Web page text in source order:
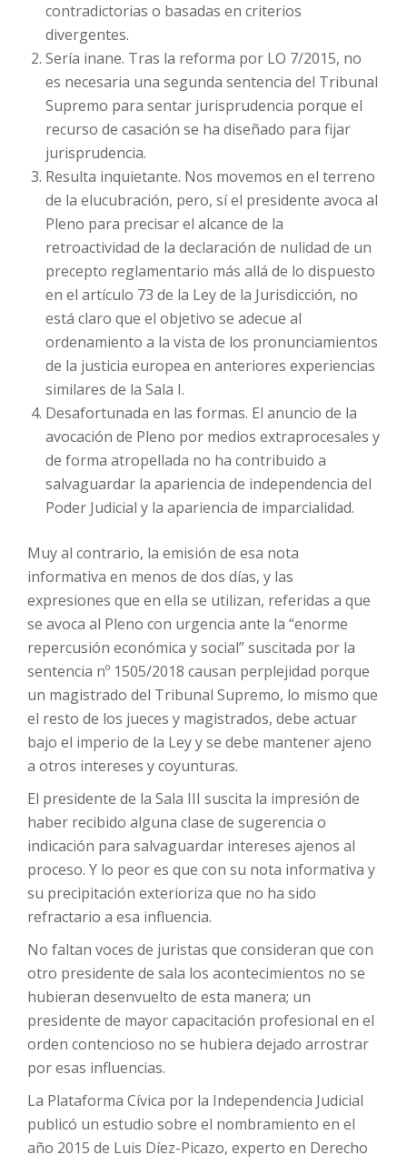
contradictorias o basadas en criterios
divergentes.
Sería inane. Tras la reforma por LO 7/2015, no
es necesaria una segunda sentencia del Tribunal
Supremo para sentar jurisprudencia porque el
recurso de casación se ha diseñado para fijar
jurisprudencia.
Resulta inquietante. Nos movemos en el terreno
de la elucubración, pero, sí el presidente avoca al
Pleno para precisar el alcance de la
retroactividad de la declaración de nulidad de un
precepto reglamentario más allá de lo dispuesto
en el artículo 73 de la Ley de la Jurisdicción, no
está claro que el objetivo se adecue al
ordenamiento a la vista de los pronunciamientos
de la justicia europea en anteriores experiencias
similares de la Sala I.
Desafortunada en las formas. El anuncio de la
avocación de Pleno por medios extraprocesales y
de forma atropellada no ha contribuido a
salvaguardar la apariencia de independencia del
Poder Judicial y la apariencia de imparcialidad.
Muy al contrario, la emisión de esa nota
informativa en menos de dos días, y las
expresiones que en ella se utilizan, referidas a que
se avoca al Pleno con urgencia ante la “enorme
repercusión económica y social” suscitada por la
sentencia nº 1505/2018 causan perplejidad porque
un magistrado del Tribunal Supremo, lo mismo que
el resto de los jueces y magistrados, debe actuar
bajo el imperio de la Ley y se debe mantener ajeno
a otros intereses y coyunturas.
El presidente de la Sala III suscita la impresión de
haber recibido alguna clase de sugerencia o
indicación para salvaguardar intereses ajenos al
proceso. Y lo peor es que con su nota informativa y
su precipitación exterioriza que no ha sido
refractario a esa influencia.
No faltan voces de juristas que consideran que con
otro presidente de sala los acontecimientos no se
hubieran desenvuelto de esta manera; un
presidente de mayor capacitación profesional en el
orden contencioso no se hubiera dejado arrostrar
por esas influencias.
La Plataforma Cívica por la Independencia Judicial
publicó un estudio sobre el nombramiento en el
año 2015 de Luis Díez-Picazo, experto en Derecho